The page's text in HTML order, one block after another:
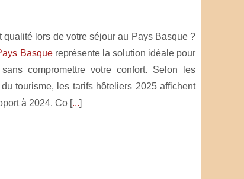
lors de votre séjour au Pays Basque ?
Basquereprésente la solution idéale pour
compromettre votre confort. Selon les
tourisme, les tarifs hôteliers 2025 affichent
à 2024. Co [...]